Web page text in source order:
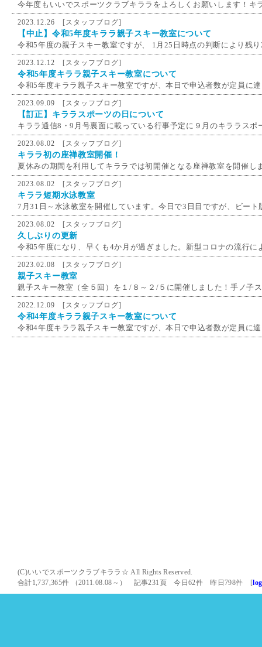
今年度もいいでスポーツクラブキララをよろしくお願いします！キ
2023.12.26 [スタッフブログ]
【中止】令和5年度キララ親子スキー教室について
令和5年度の親子スキー教室ですが、 1月25日時点の判断により残
2023.12.12 [スタッフブログ]
令和5年度キララ親子スキー教室について
令和5年度キララ親子スキー教室ですが、本日で申込者数が定員に
2023.09.09 [スタッフブログ]
【訂正】キララスポーツの日について
キララ通信8・9月号裏面に載っている行事予定に９月のキララスポ
2023.08.02 [スタッフブログ]
キララ初の座禅教室開催！
夏休みの期間を利用してキララでは初開催となる座禅教室を開催し
2023.08.02 [スタッフブログ]
キララ短期水泳教室
7月31日～水泳教室を開催しています。今日で3日目ですが、ビート
2023.08.02 [スタッフブログ]
久しぶりの更新
令和5年度になり、早くも4か月が過ぎました。新型コロナの流行に
2023.02.08 [スタッフブログ]
親子スキー教室
親子スキー教室（全５回）を１/８～２/５に開催しました！手ノ子
2022.12.09 [スタッフブログ]
令和4年度キララ親子スキー教室について
令和4年度キララ親子スキー教室ですが、本日で申込者数が定員に
(C)いいでスポーツクラブキララ☆ All Rights Reserved.
合計1,737,365件 （2011.08.08～） 記事231頁 今日62件 昨日798件 [